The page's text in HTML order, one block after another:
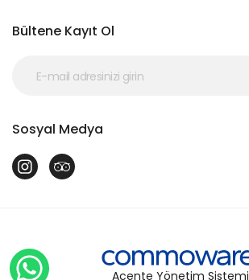
Bültene Kayıt Ol
Sosyal Medya
Acente Yönetim Sistemi